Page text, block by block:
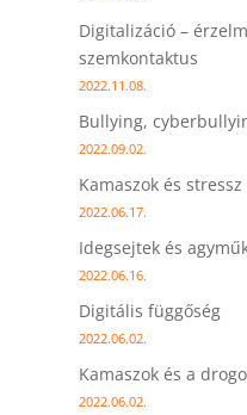
Digitalizáció –
szemkontaktus
2022.11.08.
Bullying,
2022.09.02.
Kamaszok és stressz
2022.06.17.
Idegsejtek és
2022.06.16.
Digitális függőség
2022.06.02.
Kamaszok és a
2022.06.02.